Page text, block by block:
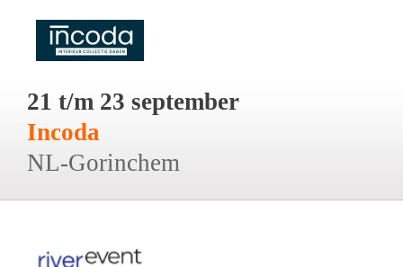
21 t/m 23 september
Incoda
NL-Gorinchem